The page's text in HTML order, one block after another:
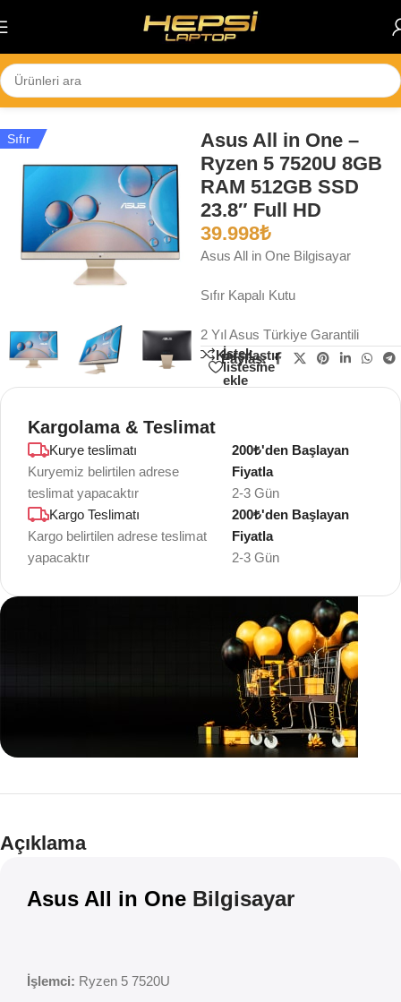
Skip to navigation
Ana Sayfa/Masaüstü/All-in-One
Sıfır
Asus All in One –
Ryzen 5 7520U 8GB
RAM 512GB SSD
23.8″ Full HD
39.998₺
Asus All in One Bilgisayar
Sıfır Kapalı Kutu
2 Yıl Asus Türkiye Garantili
Karşılaştır
İstek
listesine
ekle
Paylaş:
Kargolama & Teslimat
Kurye teslimatı
Kuryemiz belirtilen adrese
teslimat yapacaktır
2-3 Gün
200₺'den Başlayan
Fiyatla
Kargo Teslimatı
Kargo belirtilen adrese teslimat
yapacaktır
2-3 Gün
200₺'den Başlayan
Fiyatla
Teklif
Açıklama
Asus All in One Bilgisayar
İşlemci: Ryzen 5 7520U